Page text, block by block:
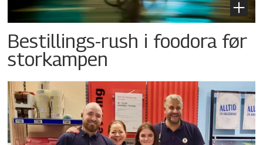
Bestillings-rush i foodora før
storkampen